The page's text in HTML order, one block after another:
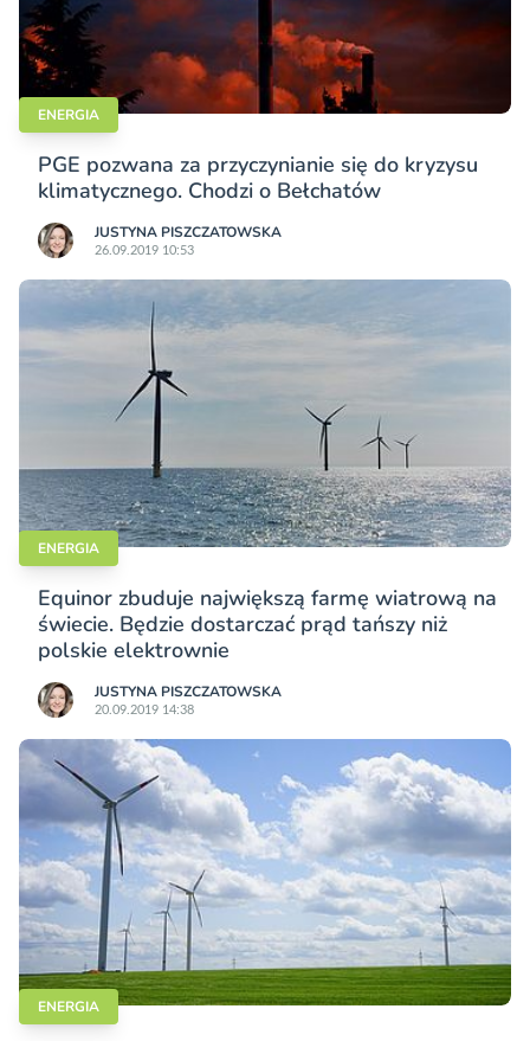
ENERGIA
PGE pozwana za przyczynianie się do kryzysu
klimatycznego. Chodzi o Bełchatów
JUSTYNA PISZCZATOWSKA
26.09.2019 10:53
ENERGIA
Equinor zbuduje największą farmę wiatrową na
świecie. Będzie dostarczać prąd tańszy niż
polskie elektrownie
JUSTYNA PISZCZATOWSKA
20.09.2019 14:38
ENERGIA